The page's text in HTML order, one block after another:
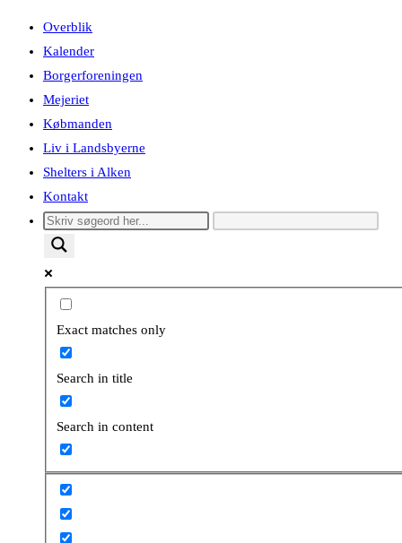
Overblik
Kalender
Borgerforeningen
Mejeriet
Købmanden
Liv i Landsbyerne
Shelters i Alken
Kontakt
Exact matches only
Search in title
Search in content